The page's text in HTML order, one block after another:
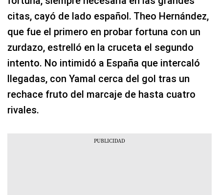
citas, cayó de lado español. Theo Hernández,
que fue el primero en probar fortuna con un
zurdazo, estrelló en la cruceta el segundo
intento. No intimidó a España que intercaló
llegadas, con Yamal cerca del gol tras un
rechace fruto del marcaje de hasta cuatro
rivales.